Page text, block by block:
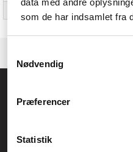
som de har indsamlet fra
Nødvendig
Præferencer
Statistik
CVR.: 26208637
Generelle henvendelser: